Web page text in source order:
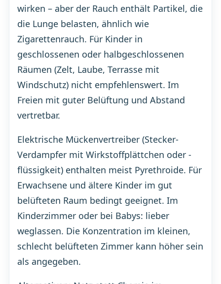
wirken – aber der Rauch enthält Partikel, die
die Lunge belasten, ähnlich wie
Zigarettenrauch. Für Kinder in
geschlossenen oder halbgeschlossenen
Räumen (Zelt, Laube, Terrasse mit
Windschutz) nicht empfehlenswert. Im
Freien mit guter Belüftung und Abstand
vertretbar.
Elektrische Mückenvertreiber (Stecker-
Verdampfer mit Wirkstoffplättchen oder -
flüssigkeit) enthalten meist Pyrethroide. Für
Erwachsene und ältere Kinder im gut
belüfteten Raum bedingt geeignet. Im
Kinderzimmer oder bei Babys: lieber
weglassen. Die Konzentration im kleinen,
schlecht belüfteten Zimmer kann höher sein
als angegeben.